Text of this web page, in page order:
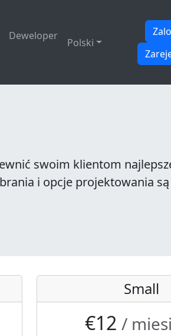
Deweloper
Polski
swoim klientom
i opcje projektowania są
Small
€12 /